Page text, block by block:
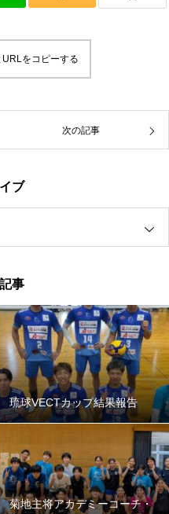
をコピーする
次の記事
ブ
事
琉球VECTカップ結果報告
菊地主将アカデミーコーチ・